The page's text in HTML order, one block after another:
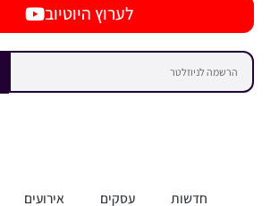
לערוץ היוטיוב
חדשות עסקים אירועים